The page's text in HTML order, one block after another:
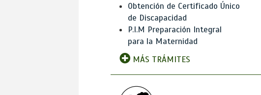
Obtención de Certificado Único
de Discapacidad
P.I.M Preparación Integral
para la Maternidad
MÁS TRÁMITES